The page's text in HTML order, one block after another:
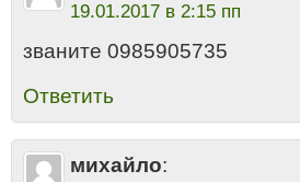
19.01.2017 в 2:15 пп
званите 0985905735
Ответить
михайло: